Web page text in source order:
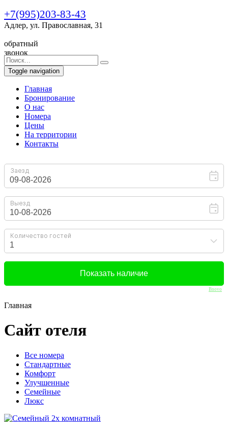
+7(995)203-83-43
Адлер, ул. Православная, 31
обратный
звонок
Toggle navigation
Главная
Бронирование
O нас
Номера
Цены
На территории
Контакты
Bnovo
Главная
Сайт отеля
Вcе номера
Стандартные
Комфорт
Улучшенные
Семейные
Люкс